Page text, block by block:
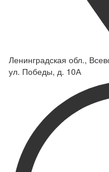
Ленинградская обл.,
ул. Победы, д. 10А